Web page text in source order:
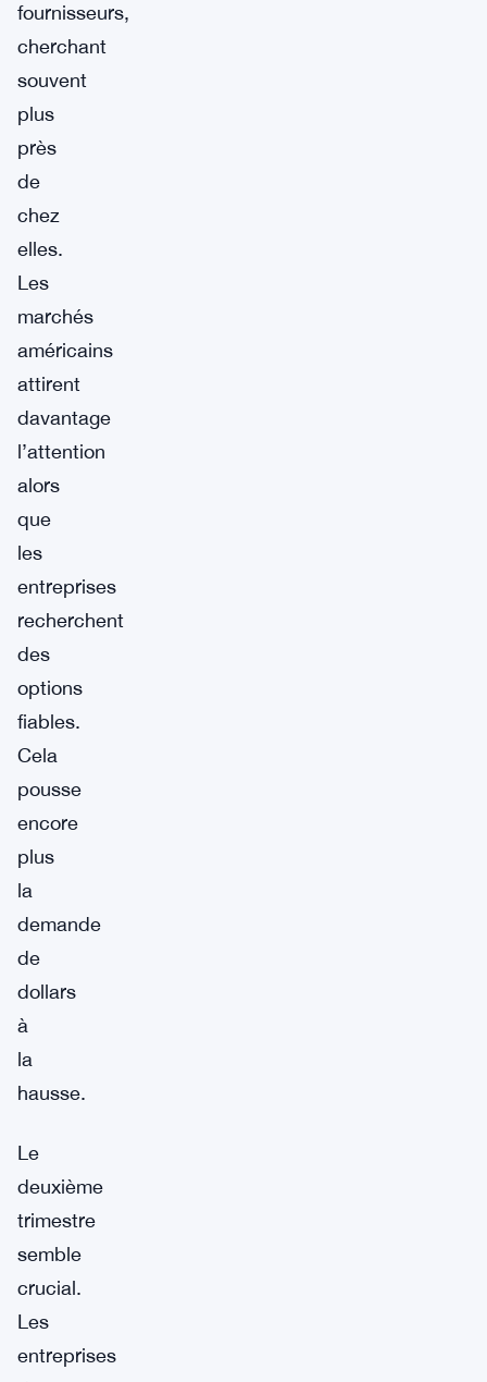
fournisseurs,
cherchant
souvent
plus
près
de
chez
elles.
Les
marchés
américains
attirent
davantage
l’attention
alors
que
les
entreprises
recherchent
des
options
fiables.
Cela
pousse
encore
plus
la
demande
de
dollars
à
la
hausse.
Le
deuxième
trimestre
semble
crucial.
Les
entreprises